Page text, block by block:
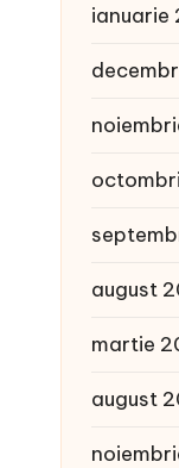
ianuarie
august
martie
august